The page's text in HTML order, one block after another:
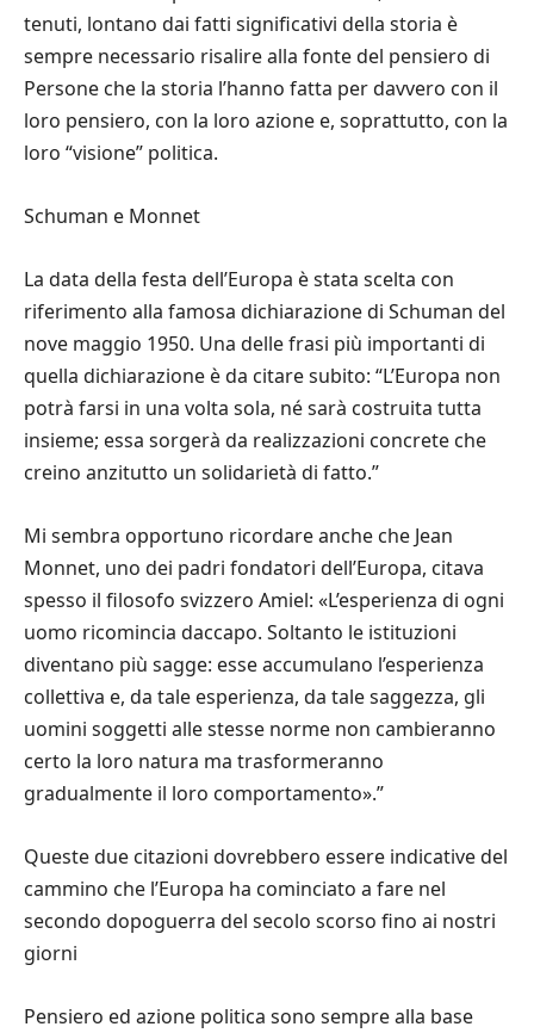
tenuti, lontano dai fatti significativi della storia è
sempre necessario risalire alla fonte del pensiero di
Persone che la storia l’hanno fatta per davvero con il
loro pensiero, con la loro azione e, soprattutto, con la
loro “visione” politica.
Schuman e Monnet
La data della festa dell’Europa èstata scelta con
riferimento alla famosa dichiarazione di Schuman del
nove maggio 1950. Una delle frasi più importanti di
quella dichiarazione èda citare subito: “L’Europa non
potrà farsi in una volta sola, nésarà costruita tutta
insieme; essa sorgerà da realizzazioni concrete che
creino anzitutto un solidarietà di fatto.”
Mi sembra opportuno ricordare anche che Jean
Monnet, uno dei padri fondatori dell’Europa, citava
spesso il filosofo svizzero Amiel: «L’esperienza di ogni
uomo ricomincia daccapo. Soltanto le istituzioni
diventano più sagge: esse accumulano l’esperienza
collettiva e, da tale esperienza, da tale saggezza, gli
uomini soggetti alle stesse norme non cambieranno
certo la loro natura ma trasformeranno
gradualmente il loro comportamento».”
Queste due citazioni dovrebbero essere indicative del
cammino che l’Europa ha cominciato a fare nel
secondo dopoguerra del secolo scorso fino ai nostri
giorni
Pensiero ed azione politica sono sempre alla base